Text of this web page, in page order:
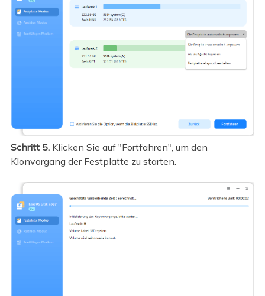
Schritt 5.Klicken Sie auf "Fortfahren", um den
Klonvorgang der Festplatte zu starten.